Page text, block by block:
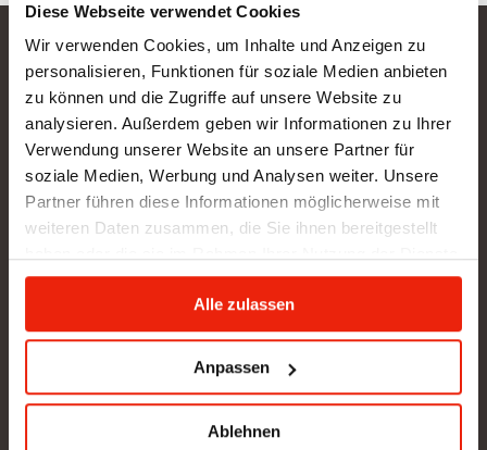
Diese Webseite verwendet Cookies
Wir verwenden Cookies, um Inhalte und Anzeigen zu
personalisieren, Funktionen für soziale Medien anbieten
zu können und die Zugriffe auf unsere Website zu
analysieren. Außerdem geben wir Informationen zu Ihrer
Verwendung unserer Website an unsere Partner für
soziale Medien, Werbung und Analysen weiter. Unsere
Partner führen diese Informationen möglicherweise mit
weiteren Daten zusammen, die Sie ihnen bereitgestellt
gesammelt haben.
Alle zulassen
Anpassen
Ablehnen
Gurtner Wellness GmbH
SHOWROOM NEU: in Arbeit - wir bitten um etwas
Geduld
BÜRO (kein Kundenverkehr):
Gunzing 57
4923 Lohnsburg
office@gurtner-infrarot.at
Anfrage senden